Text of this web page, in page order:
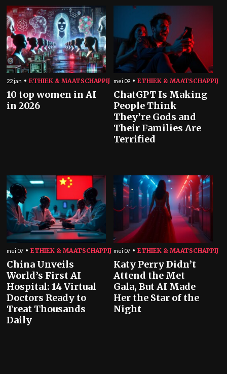
22 jan ETHIEK & MAATSCHAPPIJ
10 top women in AI
in 2026
mei 09 ETHIEK & MAATSCHAPPIJ
ChatGPT Is Making
People Think
They’re Gods and
Their Families Are
Terrified
mei 07 ETHIEK & MAATSCHAPPIJ
China Unveils
World’s First AI
Hospital: 14 Virtual
Doctors Ready to
Treat Thousands
Daily
mei 07 ETHIEK & MAATSCHAPPIJ
Katy Perry Didn’t
Attend the Met
Gala, But AI Made
Her the Star of the
Night